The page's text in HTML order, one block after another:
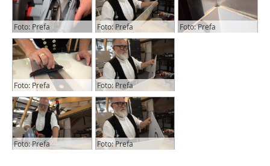
Foto: Prefa
Foto: Prefa
Foto: Prefa
Foto: Prefa
Foto: Prefa
Foto: Prefa
Foto: Prefa